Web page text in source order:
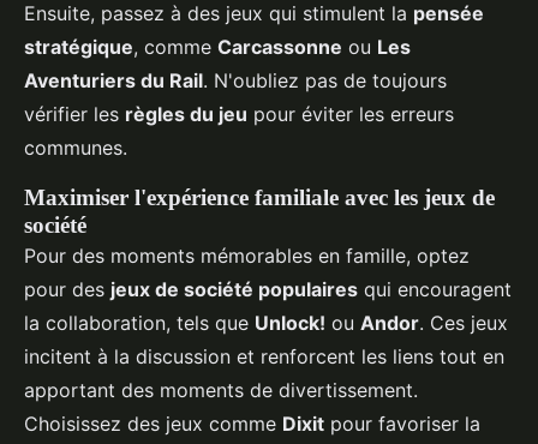
Ensuite, passez à des jeux qui stimulent la pensée
stratégique, comme Carcassonne ou Les
Aventuriers du Rail. N'oubliez pas de toujours
vérifier les règles du jeu pour éviter les erreurs
communes.
Maximiser l'expérience familiale avec les jeux de
société
Pour des moments mémorables en famille, optez
pour des jeux de société populaires qui encouragent
la collaboration, tels que Unlock! ou Andor. Ces jeux
incitent à la discussion et renforcent les liens tout en
apportant des moments de divertissement.
Choisissez des jeux comme Dixit pour favoriser la